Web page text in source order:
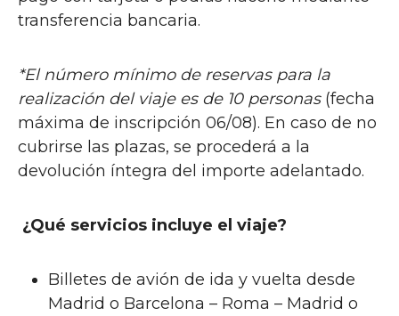
transferencia bancaria.
*El número mínimo de reservas para la
realización del viaje es de 10 personas (fecha
máxima de inscripción 06/08). En caso de no
cubrirse las plazas, se procederá a la
devolución íntegra del importe adelantado.
¿Qué servicios incluye el viaje?
Billetes de avión de ida y vuelta desde
Madrid o Barcelona – Roma – Madrid o